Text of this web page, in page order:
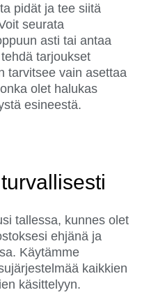
pidät ja tee siitä
seurata
asti tai antaa
tarjoukset
tarvitsee vain asettaa
olet halukas
esineestä.
tallessa, kunnes olet
ehjänä ja
Käytämme
kaikkien
käsittelyyn.